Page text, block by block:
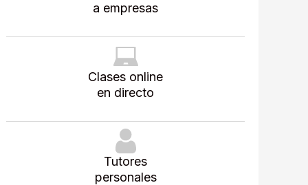
a empresas
Clases online
en directo
Tutores
personales